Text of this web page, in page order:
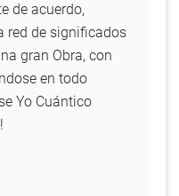
de acuerdo,
red de significados
gran Obra, con
en todo
Yo Cuántico